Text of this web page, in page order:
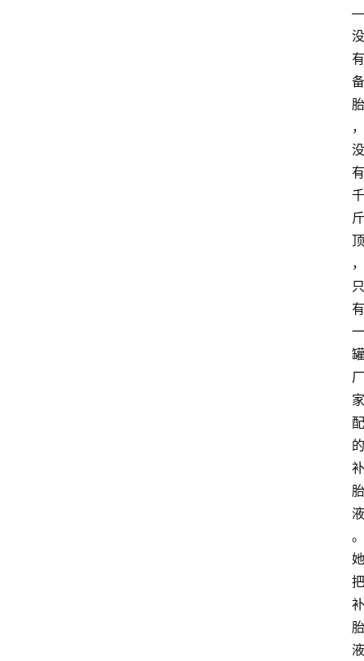
—
没
有
备
胎
，
没
有
千
斤
顶
，
只
有
一
罐
厂
家
配
的
补
胎
液
。
她
把
补
胎
液